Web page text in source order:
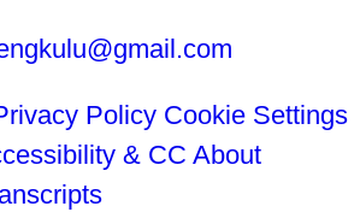
Policy Cookie Settings
& CC About